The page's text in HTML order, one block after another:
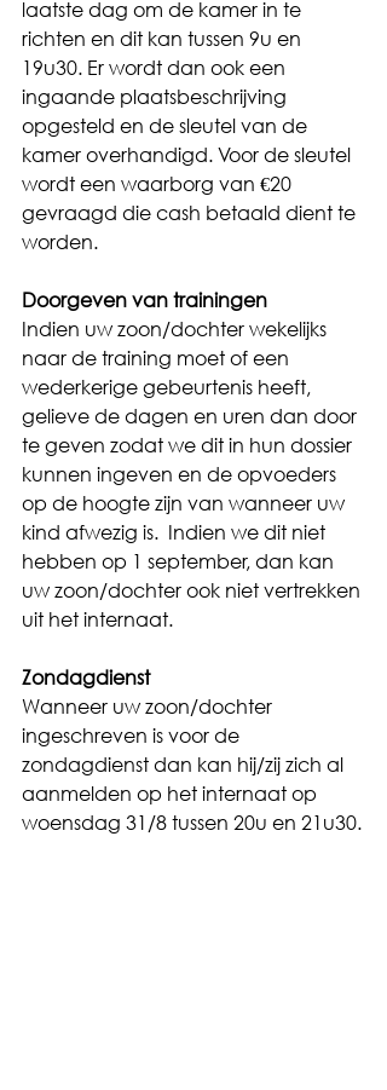
laatste dag om de kamer in te
richten en dit kan tussen 9u en
19u30. Er wordt dan ook een
ingaande plaatsbeschrijving
opgesteld en de sleutel van de
kamer overhandigd. Voor de sleutel
wordt een waarborg van €20
gevraagd die cash betaald dient te
worden.
Doorgeven van trainingen
Indien uw zoon/dochter wekelijks
naar de training moet of een
wederkerige gebeurtenis heeft,
gelieve de dagen en uren dan door
te geven zodat we dit in hun dossier
kunnen ingeven en de opvoeders
op de hoogte zijn van wanneer uw
kind afwezig is.  Indien we dit niet
hebben op 1 september, dan kan
uw zoon/dochter ook niet vertrekken
uit het internaat.
Zondagdienst
Wanneer uw zoon/dochter
ingeschreven is voor de
zondagdienst dan kan hij/zij zich al
aanmelden op het internaat op
woensdag 31/8 tussen 20u en 21u30.